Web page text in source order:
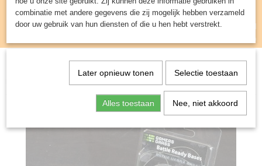
Inloggen Registreren
UW WINKELWAGEN
(0)
Miniature Gaming>Oval Bases 105mm (1) -
Urban Warfare
combinatie met andere gegevens die zij mogelijk hebben verzameld
door uw gebruik van hun diensten of die u hen hebt verstrekt.
Later opnieuw tonen Selectie toestaan
Alles toestaan Nee, niet akkoord